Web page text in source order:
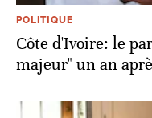
POLITIQUE
Côte d'Ivoire: le
majeur" un an